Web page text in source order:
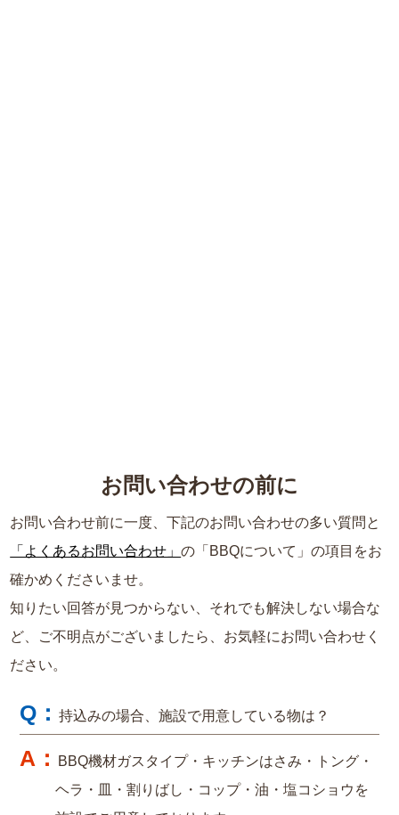
お問い合わせの前に
お問い合わせ前に一度、下記のお問い合わせの多い質問と
「よくあるお問い合わせ」の「BBQについて」の項目をお
確かめくださいませ。
知りたい回答が見つからない、それでも解決しない場合な
ど、ご不明点がございましたら、お気軽にお問い合わせく
ださい。
持込みの場合、施設で用意している物は？
BBQ機材ガスタイプ・キッチンはさみ・トング・
ヘラ・皿・割りばし・コップ・油・塩コショウを